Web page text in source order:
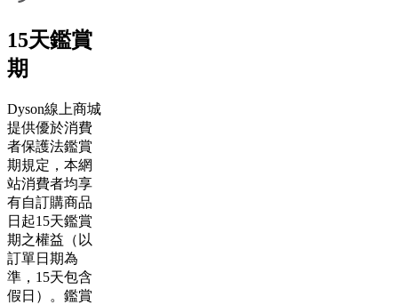
15天鑑賞
期
Dyson線上商城
提供優於消費
者保護法鑑賞
期規定，本網
站消費者均享
有自訂購商品
日起15天鑑賞
期之權益（以
訂單日期為
準，15天包含
假日）。鑑賞